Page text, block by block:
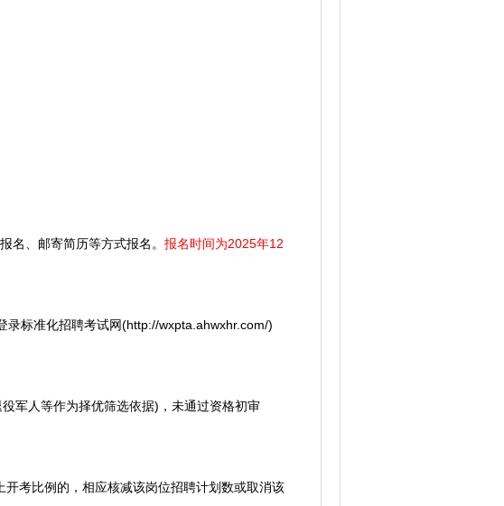
、邮寄简历等方式报名。 报名时间为2025年12
标准化招聘考试网(http://wxpta.ahwxhr.com/)
军人等作为择优筛选依据)，未通过资格初审
考比例的，相应核减该岗位招聘计划数或取消该